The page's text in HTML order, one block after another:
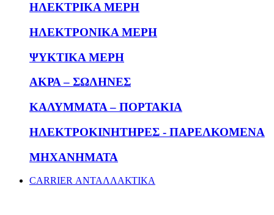
ΗΛΕΚΤΡΙΚΑ ΜΕΡΗ
ΗΛΕΚΤΡΟΝΙΚΑ ΜΕΡΗ
ΨΥΚΤΙΚΑ ΜΕΡΗ
ΑΚΡΑ – ΣΩΛΗΝΕΣ
ΚΑΛΥΜΜΑΤΑ – ΠΟΡΤΑΚΙΑ
ΗΛΕΚΤΡΟΚΙΝΗΤΗΡΕΣ - ΠΑΡΕΛΚΟΜΕΝΑ
ΜΗΧΑΝΗΜΑΤΑ
CARRIER ΑΝΤΑΛΛΑΚΤΙΚΑ